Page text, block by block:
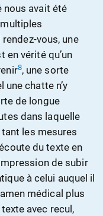
nous avait été
vous, une
en vérité qu’un
8, une sorte
une chatte n’y
de longue
dans laquelle
les mesures
du texte en
de subir
à celui auquel il
médical plus
avec recul,